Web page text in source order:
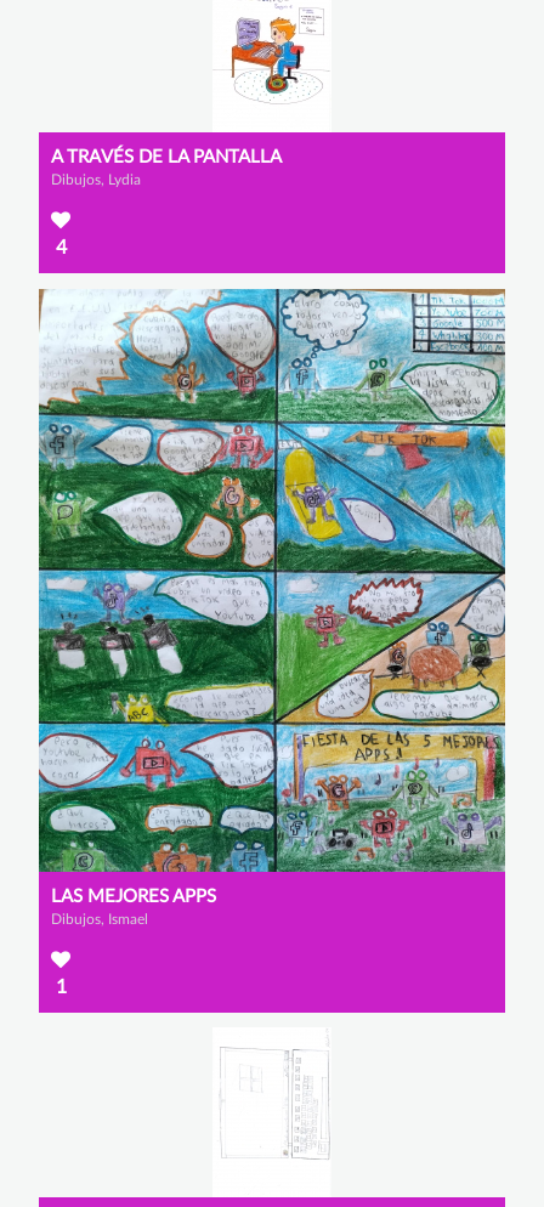
A TRAVÉS DE LA PANTALLA
Dibujos, Lydia
4
LAS MEJORES APPS
Dibujos, Ismael
1